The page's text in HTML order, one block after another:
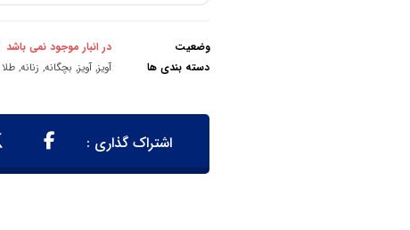
وضعیت
در انبار موجود نمی باشد
دسته بندی ها
آویز,آویز, بچگانه, زنانه,طلا تا 10